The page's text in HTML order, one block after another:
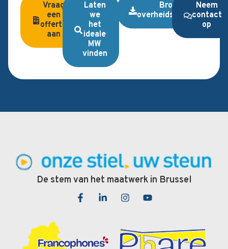
Vraag
een
offerte
aan
Laten
we
het
ideale
MW
vinden
Brochure
overheidsopdrachten
Neem
contact
op
De stem van het maatwerk in Brussel